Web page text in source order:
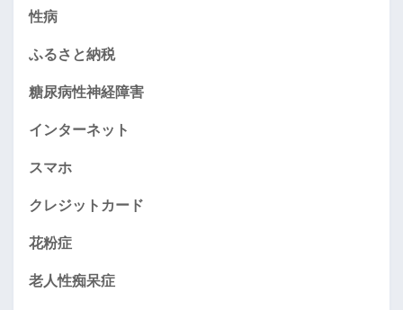
性病
ふるさと納税
糖尿病性神経障害
インターネット
スマホ
クレジットカード
花粉症
老人性痴呆症